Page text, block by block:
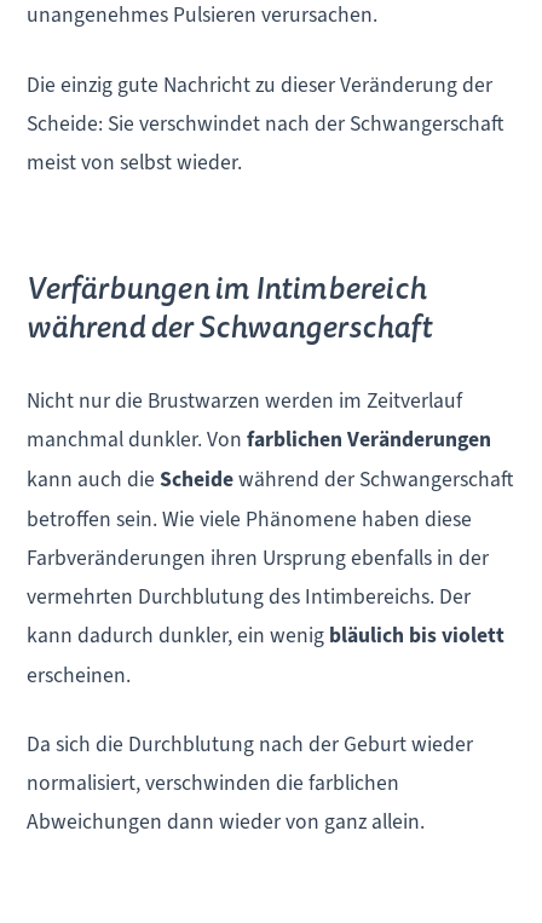
unangenehmes Pulsieren verursachen.
Die einzig gute Nachricht zu dieser Veränderung der
Scheide: Sie verschwindet nach der Schwangerschaft
meist von selbst wieder.
Verfärbungen im Intimbereich
während der Schwangerschaft
Nicht nur die Brustwarzen werden im Zeitverlauf
manchmal dunkler. VonfarblichenVeränderungen
kann auch dieScheidewährend der Schwangerschaft
betroffen sein. Wie viele Phänomene haben diese
Farbveränderungen ihren Ursprung ebenfalls in der
vermehrten Durchblutung des Intimbereichs. Der
kann dadurch dunkler, ein wenig bläulich bis violett
erscheinen.
Da sich die Durchblutung nach der Geburt wieder
normalisiert, verschwinden die farblichen
Abweichungen dann wieder von ganz allein.